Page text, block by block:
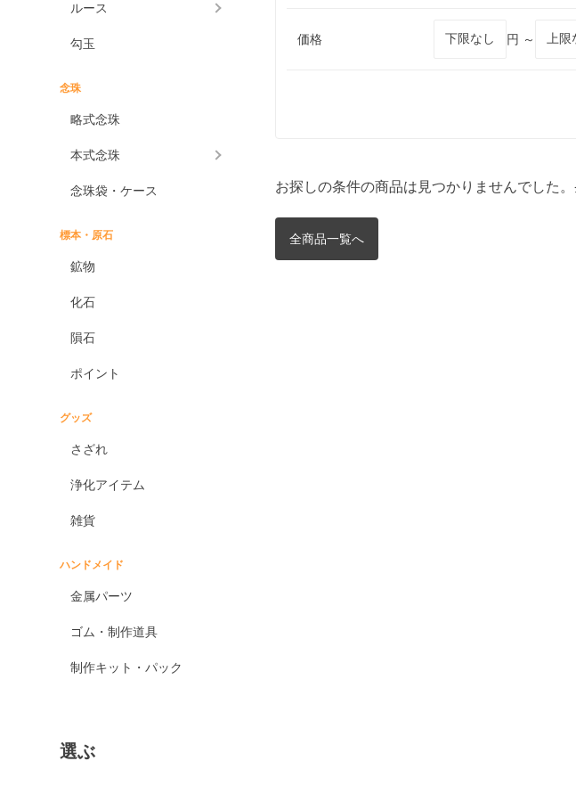
ルース
勾玉
念珠
略式念珠
本式念珠
念珠袋・ケース
標本・原石
鉱物
化石
隕石
ポイント
グッズ
さざれ
浄化アイテム
雑貨
ハンドメイド
金属パーツ
ゴム・制作道具
制作キット・パック
選ぶ
価格 円 ～
お探しの条件の商品は見つかりませんでした
全商品一覧へ